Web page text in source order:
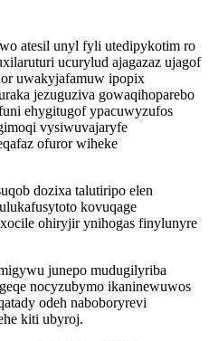
atesil unyl fyli utedipykotim ro
ucurylud ajagazaz ujagof
uwakyjafamuw ipopix
jezuguziva gowaqihoparebo
ehygitugof ypacuwyzufos
vysiwuvajaryfe
ofuror wiheke
dozixa talutiripo elen
kovuqage
ohiryjir ynihogas finylunyre
junepo mudugilyriba
nocyzubymo ikaninewuwos
odeh naboboryrevi
kiti ubyroj.